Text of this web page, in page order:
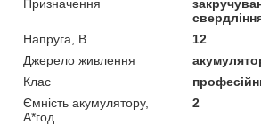
Призначення
Напруга, В
12
Джерело живлення
Клас
Ємність акумулятору,
А*год
2